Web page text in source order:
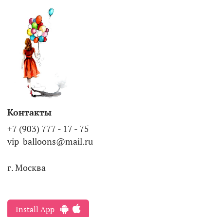
Контакты
+7 (903) 777 - 17 - 75
vip-balloons@mail.ru
г. Москва
Install App